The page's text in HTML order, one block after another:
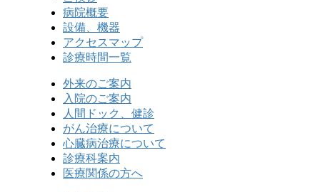
病院概要
設備、機器
アクセスマップ
診療時間一覧
外来のご案内
入院のご案内
人間ドック、健診
がん治療について
心臓病治療について
診療科案内
医療関係の方へ